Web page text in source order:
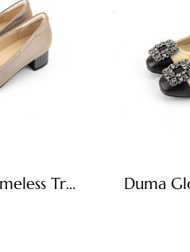
Duma Glow Timeless Truly Taupe